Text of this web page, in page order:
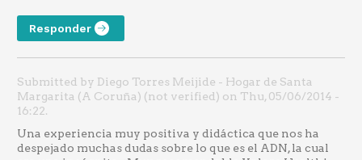
Responder
Submitted by Diego Torres Meijide - Hogar de Santa
Margarita (A Coruña) (not verified) on Thu, 05/06/2014 -
16:22.
Una experiencia muy positiva y didáctica que nos ha
despejado muchas dudas sobre lo que es el ADN, la cual